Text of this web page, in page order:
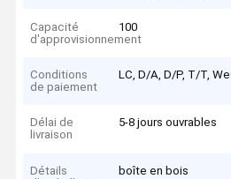
Capacité
d'approvisionnement
100
Conditions
de paiement
LC, D/A, D/P, T/T,
Délai de
livraison
5-8 jours ouvrables
Détails
boîte en bois